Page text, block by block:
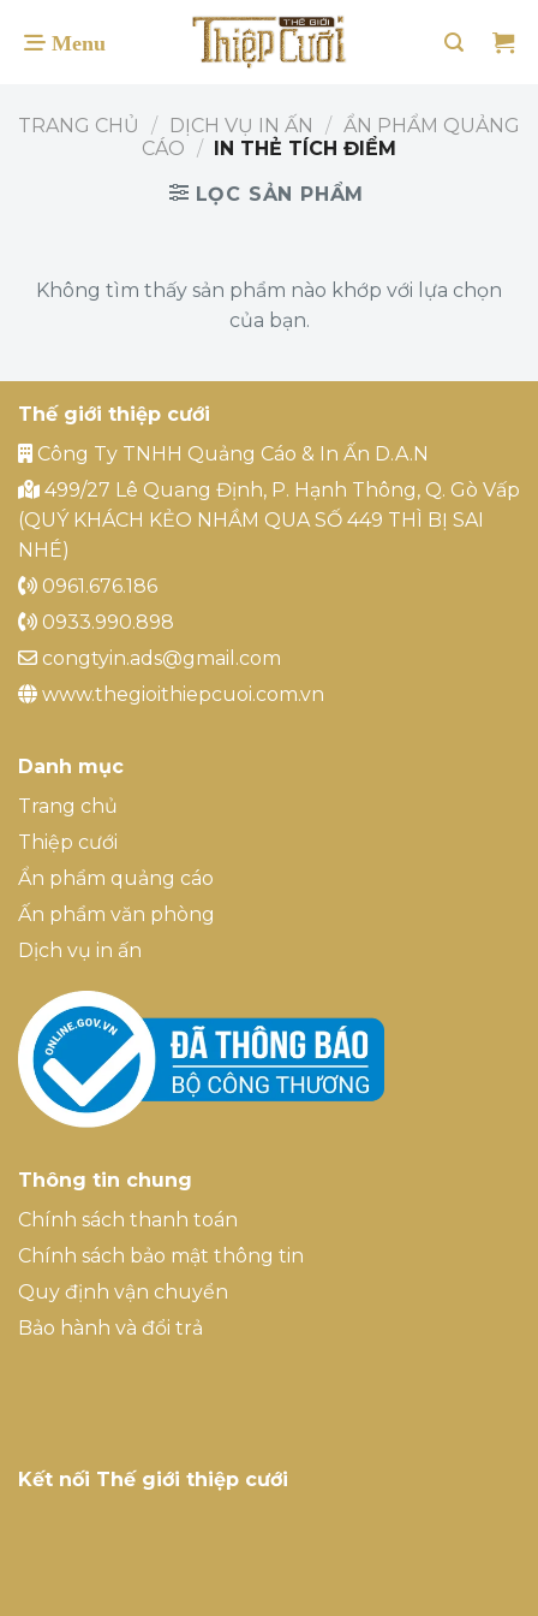
qua
TRANG CHỦ
/ DỊCH VỤ IN ẤN / ẨN PHẨM QUẢNG
CÁO / IN THẺ TÍCH ĐIỂM
LỌC SẢN PHẨM
Không tìm thấy sản phẩm nào khớp với lựa chọn
của bạn.
Thế giới thiệp cưới
Công Ty TNHH Quảng Cáo & In Ấn D.A.N
499/27 Lê Quang Định, P. Hạnh Thông, Q. Gò Vấp
(QUÝ KHÁCH KẺO NHẦM QUA SỐ 449 THÌ BỊ SAI
NHÉ)
0961.676.186
0933.990.898
congtyin.ads@gmail.com
www.thegioithiepcuoi.com.vn
Danh mục
Trang chủ
Thiệp cưới
Ẩn phẩm quảng cáo
Ấn phẩm văn phòng
Dịch vụ in ấn
Thông tin chung
Chính sách thanh toán
Chính sách bảo mật thông tin
Quy định vận chuyển
Bảo hành và đổi trả
Kết nối Thế giới thiệp cưới